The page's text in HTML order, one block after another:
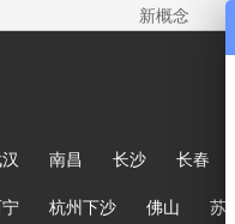
新概念
南昌 长沙 长春
杭州下沙 佛山 苏州